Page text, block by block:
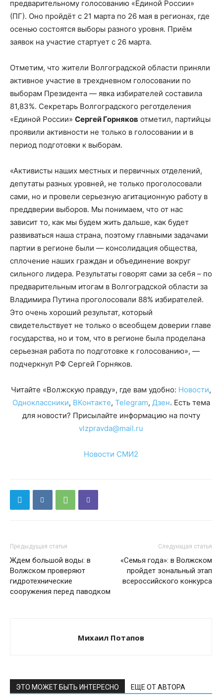
предварительному голосованию «Единой России»
(ПГ). Оно пройдёт с 21 марта по 26 мая в регионах, где
осенью состоятся выборы разного уровня. Приём
заявок на участие стартует с 26 марта.
Отметим, что жители Волгоградской области приняли
активное участие в трехдневном голосовании по
выборам Президента — явка избирателей составила
81,83%. Секретарь Волгоградского реготделения
«Единой России» Сергей Горняков отметил, партийцы
проявили активности не только в голосовании и в
период подготовки к выборам.
«Активисты наших местных и первичных отделений,
депутаты разных уровней, не только проголосовали
сами, но и провели серьезную агитационную работу в
преддверии выборов. Мы понимаем, что от нас
зависит то, как мы будем жить дальше, как будет
развиваться наша страна, поэтому главными задачами
партии в регионе были — консолидация общества,
сплочение наших граждан и объединение вокруг
сильного лидера. Результаты говорят сами за себя – по
предварительным итогам в Волгоградской области за
Владимира Путина проголосовали 88% избирателей.
Это очень хороший результат, который
свидетельствует не только о всеобщем доверии главе
государства, но и том, что в регионе была проделана
серьезная работа по подготовке к голосованию», —
подчеркнул РФ Сергей Горняков.
Читайте «Волжскую правду», где вам удобно: Новости,
Одноклассники, ВКонтакте, Telegram, Дзен. Есть тема
для новости? Присылайте информацию на почту
vlzpravda@mail.ru
Новости СМИ2
Предыдущая статья
Ждем большой воды: в
Волжском проверяют
гидротехнические
сооружения перед паводком
Следующая статья
«Семья года»: в Волжском
пройдет зональный этап
всероссийского конкурса
Михаил Потапов
ЭТО МОЖЕТ БЫТЬ ИНТЕРЕСНО ЕЩЕ ОТ АВТОРА